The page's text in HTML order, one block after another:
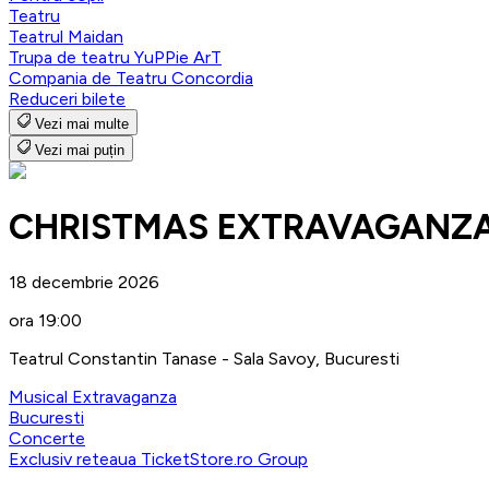
Teatru
Teatrul Maidan
Trupa de teatru YuPPie ArT
Compania de Teatru Concordia
Reduceri bilete
Vezi mai multe
Vezi mai puțin
CHRISTMAS
18 decembrie 2026
ora 19:00
Teatrul Constantin Tanase - Sala Savoy, Bucuresti
Musical Extravaganza
Bucuresti
Concerte
Exclusiv reteaua TicketStore.ro Group